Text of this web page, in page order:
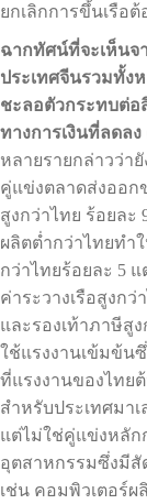
ยกเลิกการขึ้นเรือ
ฉากทัศน์ที่จะเห็นจ
ประเทศจีนรวมทั้ง
ชะลอตัวกระทบต่
ทางการเงินที่ลดลง
หลายรายกล่าวว่า
คู่แข่งตลาดส่งออก
สูงกว่าไทย ร้อยล
ผลิตต่ำกว่าไทยทำ
กว่าไทยร้อยละ 5
ค่าระวางเรือสูงก
และรองเท้าภาษีสู
ใช้แรงงานเข้มข้น
ที่แรงงานของไทย
สำหรับประเทศมา
แต่ไม่ใช่คู่แข่งหลัก
อุตสาหกรรมซึ่งมีสั
เช่น คอมพิวเตอร์